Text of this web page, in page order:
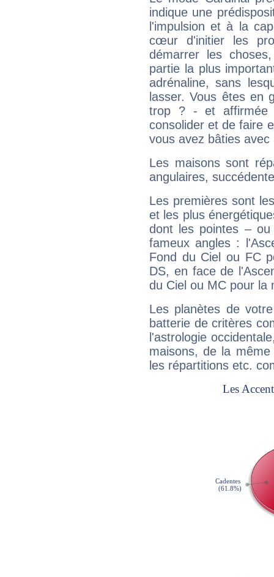
indique une
l'impulsion et à la
cœur d'initier les
démarrer les
partie la plus
adrénaline, sans
lasser. Vous êtes en
trop ? - et affirmée
consolider et de faire
vous avez bâties avec
Les maisons sont
angulaires,
Les premières sont
et les plus
dont les pointes –
fameux angles :
Fond du Ciel ou FC
DS, en face de
du Ciel ou MC pour la
Les planètes de
batterie de critères
l'astrologie
maisons, de la
les répartitions etc.